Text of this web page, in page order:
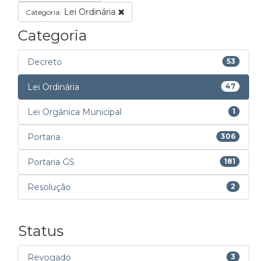
Categoria: Lei Ordinária
Categoria
Decreto 53
Lei Ordinária 47
Lei Orgânica Municipal 1
Portaria 306
Portaria GS 181
Resolução 2
Status
Revogado 3